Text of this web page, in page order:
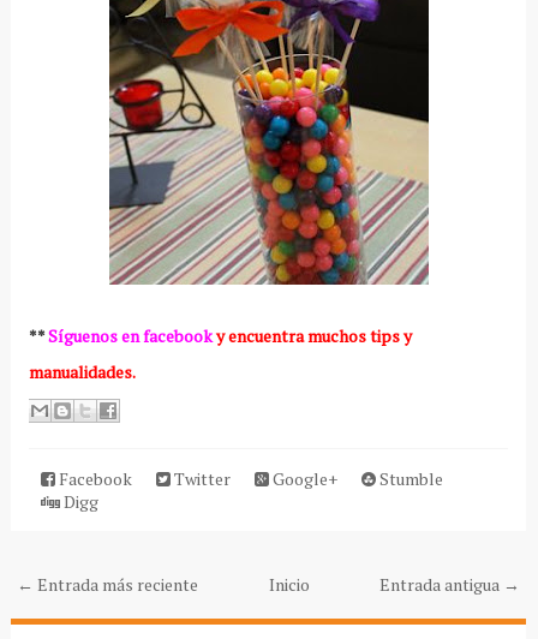
**Síguenos en facebooky encuentra muchos tips y
manualidades.
Facebook Twitter Google+
Stumble
Digg
← Entrada más reciente Entrada antigua →
Inicio